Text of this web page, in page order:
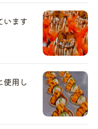
います
使用し